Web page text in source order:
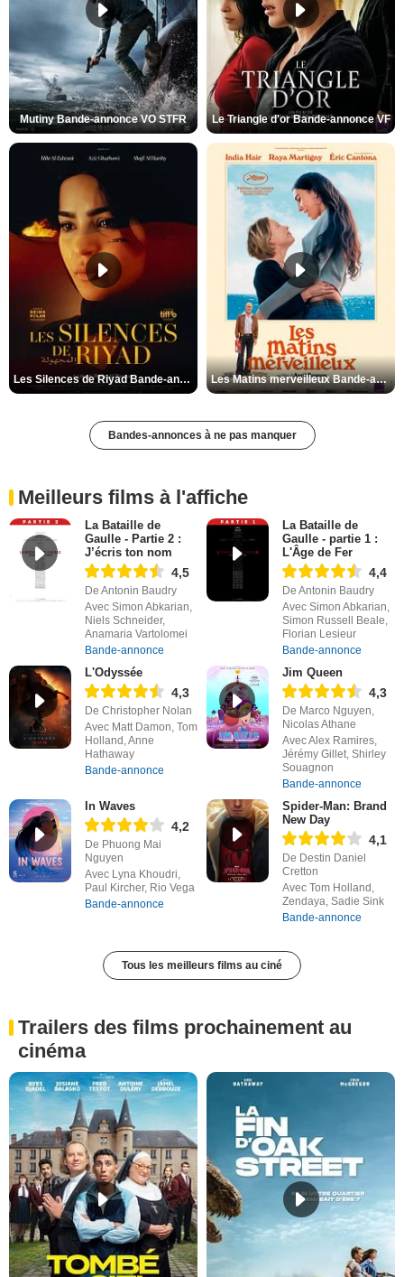
Mutiny Bande-annonce VO STFR Le Triangle d'or Bande-annonce VF
Les Silences de Riyad Bande-annonce VO STFR Les Matins merveilleux Bande-annonce VF
Bandes-annonces à ne pas manquer
Meilleurs films à l'affiche
La Bataille de
Gaulle - Partie 2 :
J’écris ton nom
4,5
De Antonin Baudry
Avec Simon Abkarian,
Niels Schneider,
Anamaria Vartolomei
Bande-annonce
La Bataille de
Gaulle - partie 1 :
L'Âge de Fer
4,4
De Antonin Baudry
Avec Simon Abkarian,
Simon Russell Beale,
Florian Lesieur
Bande-annonce
L'Odyssée
4,3
De Christopher Nolan
Avec Matt Damon, Tom
Holland, Anne
Hathaway
Bande-annonce
Jim Queen
4,3
De Marco Nguyen,
Nicolas Athane
Avec Alex Ramires,
Jérémy Gillet, Shirley
Souagnon
Bande-annonce
In Waves
4,2
De Phuong Mai
Nguyen
Avec Lyna Khoudri,
Paul Kircher, Rio Vega
Bande-annonce
Spider-Man: Brand
New Day
4,1
De Destin Daniel
Cretton
Avec Tom Holland,
Zendaya, Sadie Sink
Bande-annonce
Tous les meilleurs films au ciné
Trailers des films prochainement au
cinéma